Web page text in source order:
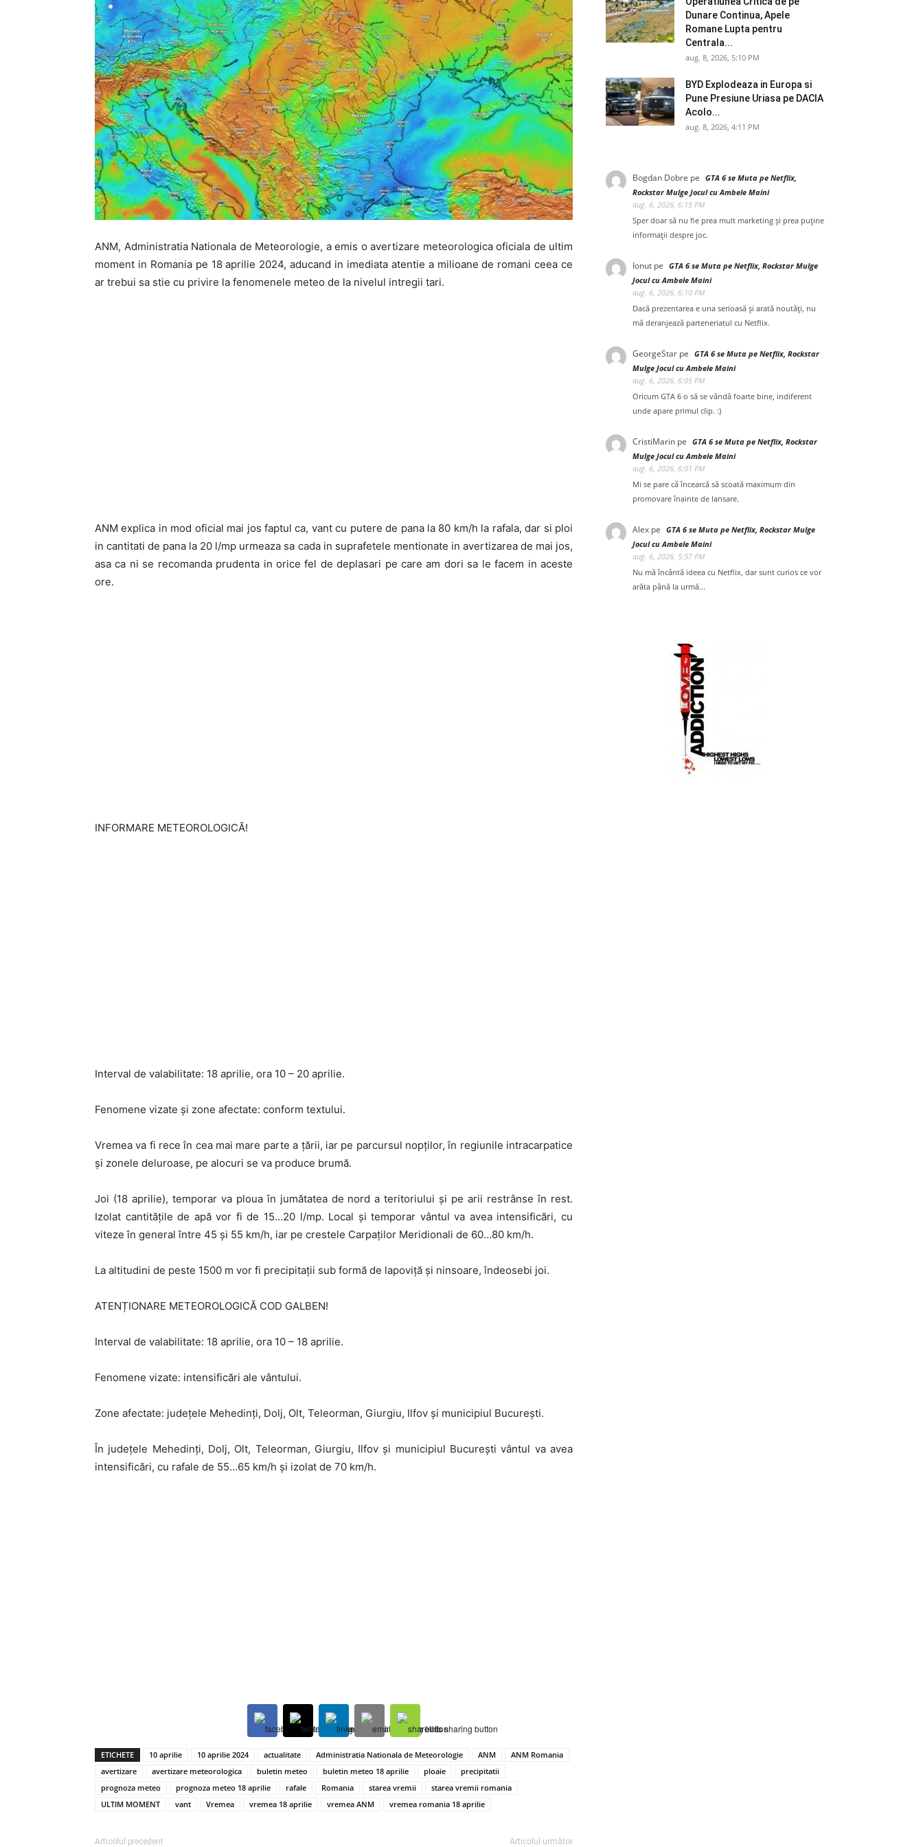
ANM, Administratia Nationala de Meteorologie, a emis o avertizare meteorologica oficiala de ultim
moment in Romania pe 18 aprilie 2024, aducand in imediata atentie a milioane de romani ceea ce
ar trebui sa stie cu privire la fenomenele meteo de la nivelul intregii tari.
ANM explica in mod oficial mai jos faptul ca, vant cu putere de pana la 80 km/h la rafala, dar si ploi
in cantitati de pana la 20 l/mp urmeaza sa cada in suprafetele mentionate in avertizarea de mai jos,
asa ca ni se recomanda prudenta in orice fel de deplasari pe care am dori sa le facem in aceste
ore.
INFORMARE METEOROLOGICĂ!
Interval de valabilitate: 18 aprilie, ora 10 – 20 aprilie.
Fenomene vizate și zone afectate: conform textului.
Vremea va fi rece în cea mai mare parte a țării, iar pe parcursul nopților, în regiunile intracarpatice
și zonele deluroase, pe alocuri se va produce brumă.
Joi (18 aprilie), temporar va ploua în jumătatea de nord a teritoriului și pe arii restrânse în rest.
Izolat cantitățile de apă vor fi de 15…20 l/mp. Local și temporar vântul va avea intensificări, cu
viteze în general între 45 și 55 km/h, iar pe crestele Carpaților Meridionali de 60…80 km/h.
La altitudini de peste 1500 m vor fi precipitații sub formă de lapoviță și ninsoare, îndeosebi joi.
ATENȚIONARE METEOROLOGICĂ COD GALBEN!
Interval de valabilitate: 18 aprilie, ora 10 – 18 aprilie.
Fenomene vizate: intensificări ale vântului.
Zone afectate: județele Mehedinți, Dolj, Olt, Teleorman, Giurgiu, Ilfov și municipiul București.
În județele Mehedinți, Dolj, Olt, Teleorman, Giurgiu, Ilfov și municipiul București vântul va avea
intensificări, cu rafale de 55…65 km/h și izolat de 70 km/h.
ETICHETE 10 aprilie 10 aprilie 2024 actualitate Administratia Nationala de Meteorologie ANM
ANM Romania
avertizare
avertizare meteorologica buletin meteo buletin meteo 18 aprilie ploaie
precipitatii
prognoza meteo
prognoza meteo 18 aprilie rafale Romania starea vremii
starea vremii romania
ULTIM MOMENT
vant Vremea vremea 18 aprilie vremea ANM vremea romania 18 aprilie
Articolul precedent Articolul următor
Dunare Continua, Apele
Romane Lupta pentru
Centrala...
aug. 8, 2026, 5:10 PM
BYD Explodeaza in Europa si
Pune Presiune Uriasa pe DACIA
Acolo...
aug. 8, 2026, 4:11 PM
Bogdan Dobre pe GTA 6 se Muta pe Netflix,
Rockstar Mulge Jocul cu Ambele Maini
aug. 6, 2026, 6:15 PM
Sper doar să nu fie prea mult marketing și prea puține
informații despre joc.
Ionut pe GTA 6 se Muta pe Netflix, Rockstar Mulge
Jocul cu Ambele Maini
aug. 6, 2026, 6:10 PM
Dacă prezentarea e una serioasă și arată noutăți, nu
mă deranjează parteneriatul cu Netflix.
GeorgeStar pe GTA 6 se Muta pe Netflix, Rockstar
Mulge Jocul cu Ambele Maini
aug. 6, 2026, 6:05 PM
Oricum GTA 6 o să se vândă foarte bine, indiferent
unde apare primul clip. :)
CristiMarin pe GTA 6 se Muta pe Netflix, Rockstar
Mulge Jocul cu Ambele Maini
aug. 6, 2026, 6:01 PM
Mi se pare că încearcă să scoată maximum din
promovare înainte de lansare.
Alex pe GTA 6 se Muta pe Netflix, Rockstar Mulge
Jocul cu Ambele Maini
aug. 6, 2026, 5:57 PM
Nu mă încântă ideea cu Netflix, dar sunt curios ce vor
arăta până la urmă...